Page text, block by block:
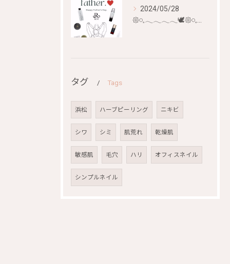
2024/05/28
タグ Tags
浜松 ハーブピーリング ニキビ
シワ シミ 肌荒れ 乾燥肌
敏感肌 毛穴 ハリ オフィスネイル
シンプルネイル